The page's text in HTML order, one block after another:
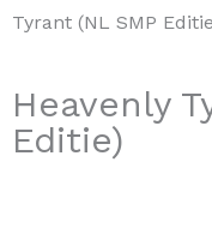
Tyrant (NL SMP
Heavenly
Editie)